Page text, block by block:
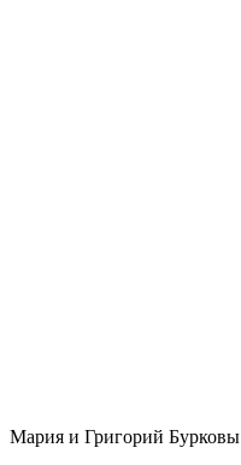
Мария и Григорий Бурковы